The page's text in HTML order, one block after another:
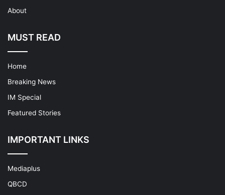
About
MUST READ
Home
Breaking News
IM Special
Featured Stories
IMPORTANT LINKS
Mediaplus
QBCD